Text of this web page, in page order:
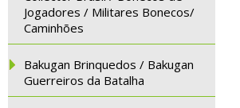
Jogadores / Militares Bonecos/
Caminhões
Bakugan Brinquedos / Bakugan
Guerreiros da Batalha